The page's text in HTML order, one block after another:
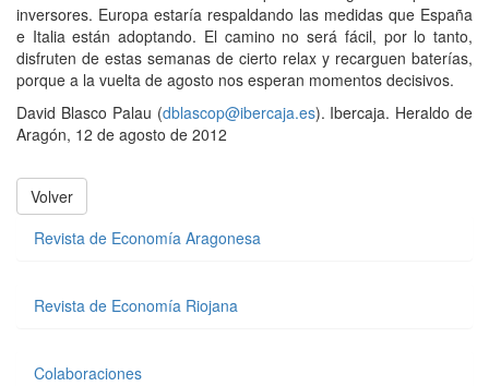
inversores. Europa estaría respaldando las medidas que España
e Italia están adoptando. El camino no será fácil, por lo tanto,
disfruten de estas semanas de cierto relax y recarguen baterías,
porque a la vuelta de agosto nos esperan momentos decisivos.
David Blasco Palau (dblascop@ibercaja.es). Ibercaja. Heraldo de
Aragón, 12 de agosto de 2012
Volver
Revista de Economía Aragonesa
Revista de Economía Riojana
Colaboraciones